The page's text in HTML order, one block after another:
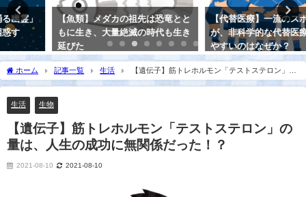
【魚類】メダカの祖先は恐竜とと
もに生き、大量絶滅の時代も生き
延びた
【代替医療】一流のスポーツ選手
が、非科学的な代替医療にハマり
やすいのはなぜか？
ホーム 記事一覧 生活
【遺伝子】筋トレホルモン「テストステロン」の
量は、人生の成功に無関係だった！？
生活 生物
【遺伝子】筋トレホルモン「テストステロン」の
量は、人生の成功に無関係だった！？
2021-08-10 2021-08-10